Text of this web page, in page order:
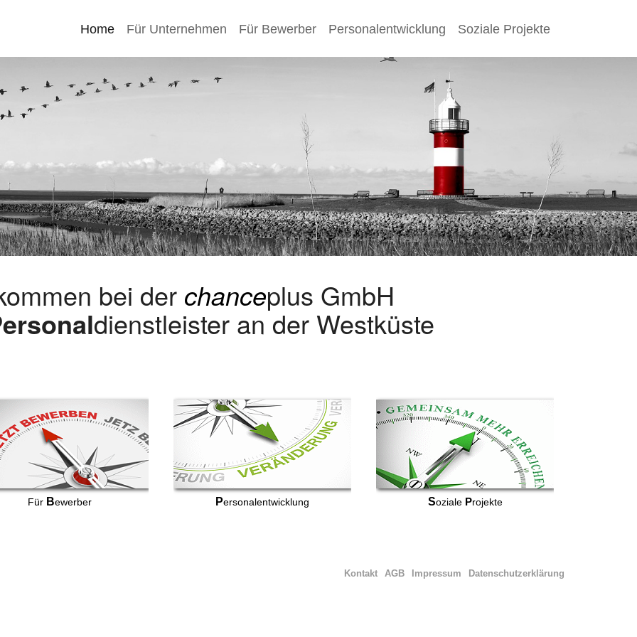
Home Für Unternehmen Für Bewerber Personalentwicklung Soziale Projekte
bei der chanceplus GmbH
dienstleister an der Westküste
Für Bewerber Personalentwicklung Soziale Projekte
Datenschutzerklärung
Impressum
AGB
Kontakt